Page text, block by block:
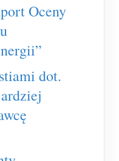
energii
Oceny
dot.